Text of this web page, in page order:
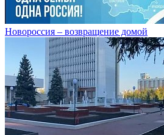
Новороссия – возвращение домой